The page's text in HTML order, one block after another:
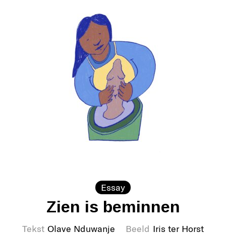
Essay
Zien is beminnen
Tekst Olave Nduwanje Beeld Iris ter Horst